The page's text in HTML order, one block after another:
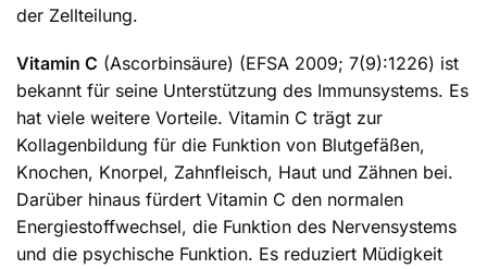
der Zellteilung.
Vitamin C (Ascorbinsäure) (EFSA 2009; 7(9):1226) ist
bekannt für seine Unterstützung des Immunsystems. Es
hat viele weitere Vorteile. Vitamin C trägt zur
Kollagenbildung für die Funktion von Blutgefäßen,
Knochen, Knorpel, Zahnfleisch, Haut und Zähnen bei.
Darüber hinaus fürdert Vitamin C den normalen
Energiestoffwechsel, die Funktion des Nervensystems
und die psychische Funktion. Es reduziert Müdigkeit